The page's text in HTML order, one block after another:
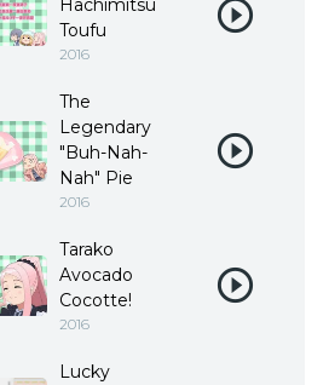
Hachimitsu
Toufu
2016
The
Legendary
"Buh-Nah-
Nah" Pie
2016
Tarako
Avocado
Cocotte!
2016
Lucky